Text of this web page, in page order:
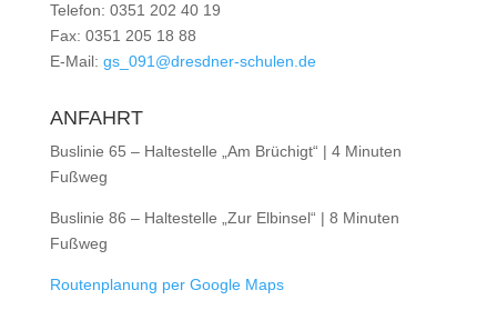
Telefon: 0351 202 40 19
Fax: 0351 205 18 88
E-Mail: gs_091@dresdner-schulen.de
ANFAHRT
Buslinie 65 – Haltestelle „Am Brüchigt“ | 4 Minuten
Fußweg
Buslinie 86 – Haltestelle „Zur Elbinsel“ | 8 Minuten
Fußweg
Routenplanung per Google Maps